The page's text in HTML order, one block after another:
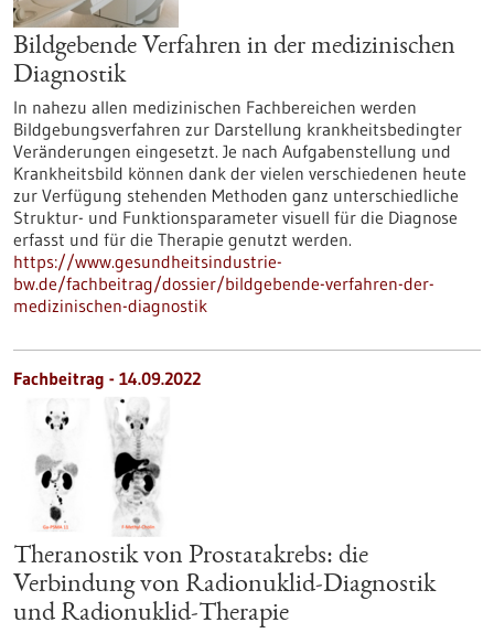
Bildgebende Verfahren in der medizinischen
Diagnostik
In nahezu allen medizinischen Fachbereichen werden
Bildgebungsverfahren zur Darstellung krankheitsbedingter
Veränderungen eingesetzt. Je nach Aufgabenstellung und
Krankheitsbild können dank der vielen verschiedenen heute
zur Verfügung stehenden Methoden ganz unterschiedliche
Struktur- und Funktionsparameter visuell für die Diagnose
erfasst und für die Therapie genutzt werden.
https://www.gesundheitsindustrie-
bw.de/fachbeitrag/dossier/bildgebende-verfahren-der-
medizinischen-diagnostik
Fachbeitrag - 14.09.2022
Theranostik von Prostatakrebs: die
Verbindung von Radionuklid-Diagnostik
und Radionuklid-Therapie